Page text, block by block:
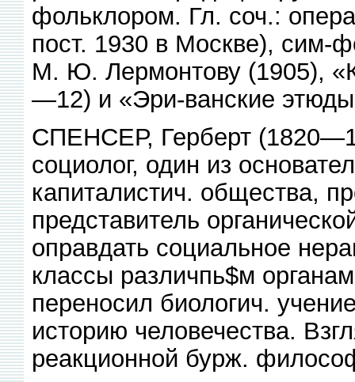
фольклором. Гл. соч.:
пост. 1930 в Москве), сим-
М. Ю. Лермонтову (1905),
—12) и «Эри-ванские
СПЕНСЕР, Герберт
социолог, один из
капиталистич. общества,
представитель
оправдать социальное
классы различпь$м
переносил биологич.
историю человечества.
реакционной бурж.